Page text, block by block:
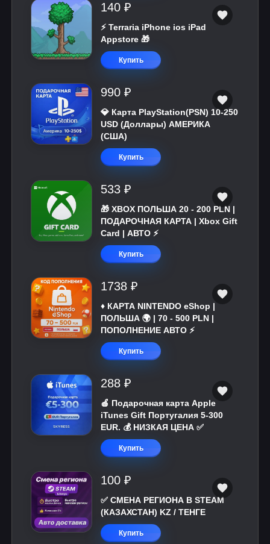
140 ₽
⚡️ Terraria iPhone ios iPad
Appstore 🎁
Купить
990 ₽
💎 Карта PlayStation(PSN) 10-250
USD (Доллары) АМЕРИКА
(США)
Купить
533 ₽
🎁 XBOX ПОЛЬША 20 - 200 PLN |
ПОДАРОЧНАЯ КАРТА | Xbox Gift
Card | АВТО ⚡
Купить
1738 ₽
♦️ КАРТА NINTENDO eShop |
ПОЛЬША 🌍 | 70 - 500 PLN |
ПОПОЛНЕНИЕ АВТО ⚡
Купить
288 ₽
🍎 Подарочная карта Apple
iTunes Gift Португалия 5-300
EUR. 💰 НИЗКАЯ ЦЕНА ✅
Купить
100 ₽
✅ СМЕНА РЕГИОНА В STEAM
(КАЗАХСТАН) KZ / ТЕНГЕ
Купить